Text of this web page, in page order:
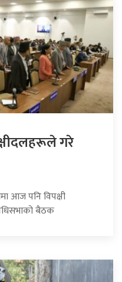
गरे
आज पनि विपक्षी
बैठक